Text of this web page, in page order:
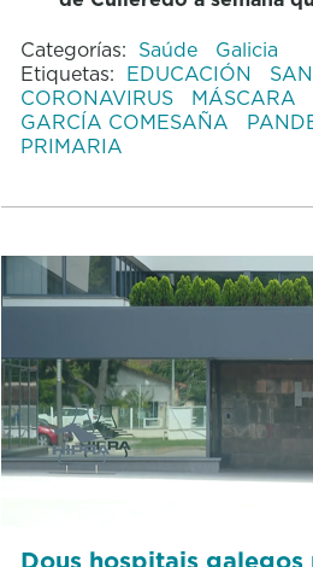
Categorías: Saúde
Galicia
Etiquetas: EDUCACIÓN
CORONAVIRUS
MÁSCARA
GARCÍA COMESAÑA
PRIMARIA